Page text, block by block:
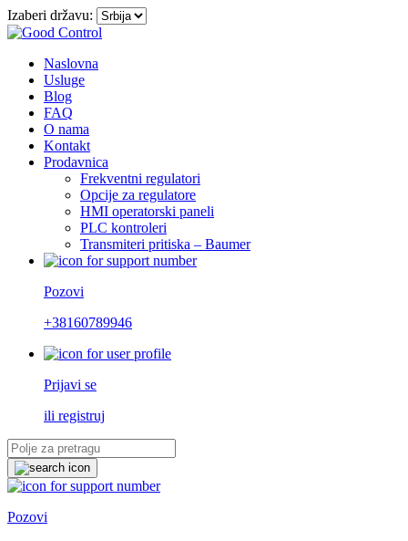
Izaberi državu:
Naslovna
Usluge
Blog
FAQ
O nama
Kontakt
Prodavnica
Frekventni regulatori
Opcije za regulatore
HMI operatorski paneli
PLC kontroleri
Transmiteri pritiska – Baumer
Pozovi
+38160789946
Prijavi se
ili registruj
Pozovi